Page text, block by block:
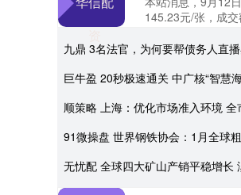
145.23元/张，成
九鼎 3名法官，为何要帮债务人直
巨牛盈 20秒极速通关 中广核“智慧
顺策略 上海：优化市场准入环境 全
91微操盘 世界钢铁协会：1月全球
无忧配 全球四大矿山产销平稳增长